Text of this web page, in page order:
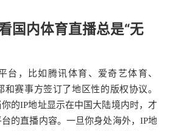
国内体育直播总是“无
台，比如腾讯体育、爱奇艺体育、
和赛事方签订了地区性的版权协议。
的IP地址显示在中国大陆境内时，才
的直播内容。一旦你身处海外，IP地